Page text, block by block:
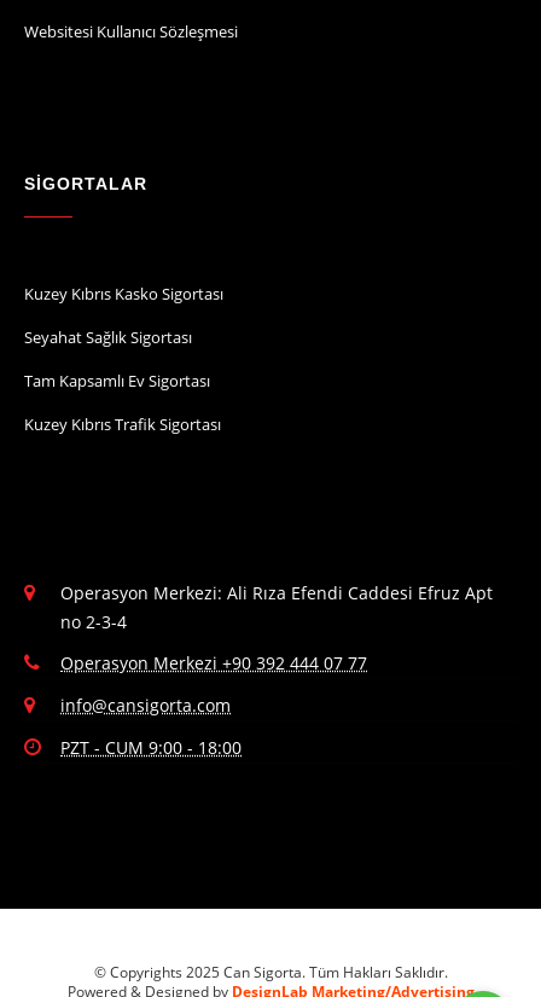
Websitesi Kullanıcı Sözleşmesi
SİGORTALAR
Kuzey Kıbrıs Kasko Sigortası
Seyahat Sağlık Sigortası
Tam Kapsamlı Ev Sigortası
Kuzey Kıbrıs Trafik Sigortası
Operasyon Merkezi: Ali Rıza Efendi Caddesi Efruz Apt
no 2-3-4
Operasyon Merkezi +90 392 444 07 77
info@cansigorta.com
PZT - CUM 9:00 - 18:00
© Copyrights 2025 Can Sigorta. Tüm Hakları Saklıdır.
Powered & Designed by DesignLab Marketing/Advertising